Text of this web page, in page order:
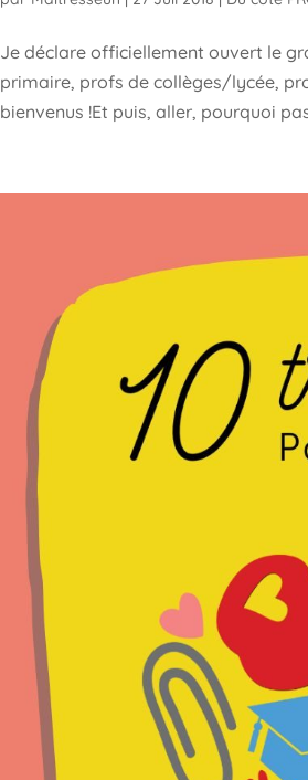
Je déclare officiellement ouvert le
primaire, profs de collèges/lycée,
bienvenus !Et puis, aller, pourquoi